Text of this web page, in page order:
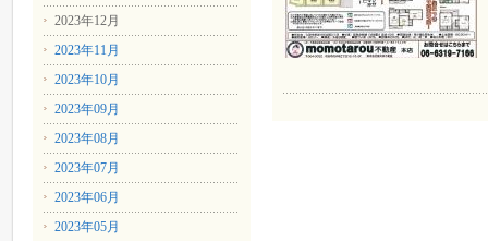
2023年12月
2023年11月
2023年10月
2023年09月
2023年08月
2023年07月
2023年06月
2023年05月